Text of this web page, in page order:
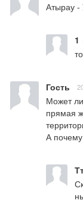
Атырау -
1
Гость
Может
прямая
А